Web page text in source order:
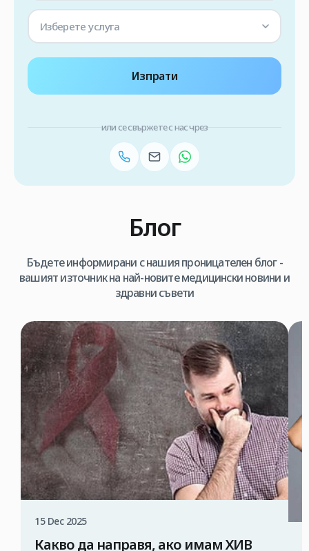
Изберете услуга
Изпрати
или се свържете с нас чрез
Блог
Бъдете информирани с нашия проницателен блог -
вашият източник на най-новите медицински новини и
здравни съвети
15 Dec 2025
Какво да направя, ако имам ХИВ